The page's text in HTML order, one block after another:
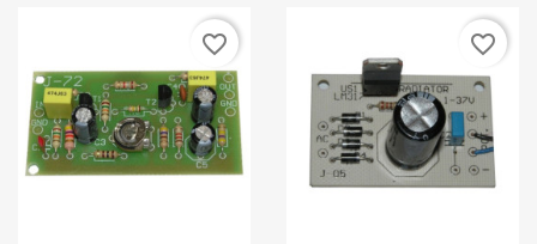
favorite_border favorite_border